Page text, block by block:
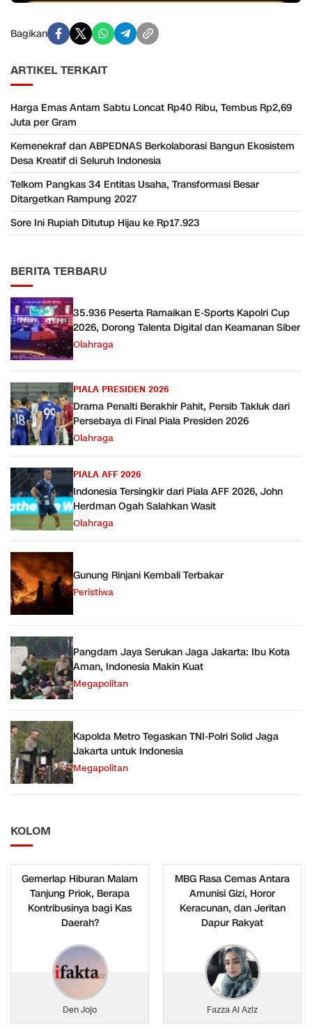
Bagikan
ARTIKEL TERKAIT
Harga Emas Antam Sabtu Loncat Rp40 Ribu, Tembus Rp2,69
Juta per Gram
Kemenekraf dan ABPEDNAS Berkolaborasi Bangun Ekosistem
Desa Kreatif di Seluruh Indonesia
Telkom Pangkas 34 Entitas Usaha, Transformasi Besar
Ditargetkan Rampung 2027
Sore Ini Rupiah Ditutup Hijau ke Rp17.923
BERITA TERBARU
35.936 Peserta Ramaikan E-Sports Kapolri Cup
2026, Dorong Talenta Digital dan Keamanan Siber
Olahraga
PIALA PRESIDEN 2026
Drama Penalti Berakhir Pahit, Persib Takluk dari
Persebaya di Final Piala Presiden 2026
Olahraga
PIALA AFF 2026
Indonesia Tersingkir dari Piala AFF 2026, John
Herdman Ogah Salahkan Wasit
Olahraga
Gunung Rinjani Kembali Terbakar
Peristiwa
Pangdam Jaya Serukan Jaga Jakarta: Ibu Kota
Aman, Indonesia Makin Kuat
Megapolitan
Kapolda Metro Tegaskan TNI-Polri Solid Jaga
Jakarta untuk Indonesia
Megapolitan
KOLOM
Gemerlap Hiburan Malam
Tanjung Priok, Berapa
Kontribusinya bagi Kas
Daerah?
Den Jojo
MBG Rasa Cemas Antara
Amunisi Gizi, Horor
Keracunan, dan Jeritan
Dapur Rakyat
Fazza Al Aziz